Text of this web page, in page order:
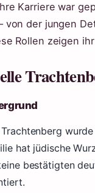
Karriere war
von der jungen
Rollen zeigen
hat jüdische
bestätigten